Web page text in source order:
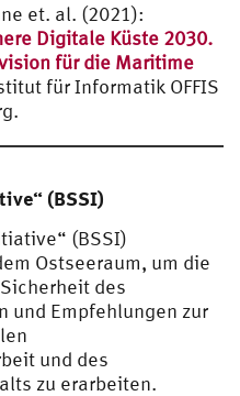
et. al. (2021):
Digitale Küste 2030.
für die Maritime
für Informatik OFFIS
(BSSI)
(BSSI)
Ostseeraum, um die
des
und Empfehlungen zur
und des
zu erarbeiten.